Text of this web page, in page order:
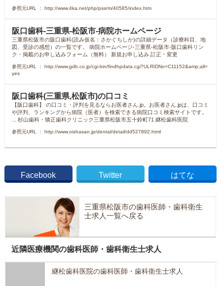
参照元URL ： http://www.4ka.net/php/pss/m/40585/index.htm
阪口歯科-三重県-松阪市-病院ホームページ
三重県松阪市の阪口歯科(読み仮名：さかぐちしか)の詳細データ（診療科目、地
図、受診の感想）の一覧です。 病院ホームページ-三重県-松阪市-阪口歯科リン
ク・掲載のお申し込みフォーム（無料） 新規お申し込み 訂正・変更
参照元URL ： http://www.gdb.co.jp/cgi-bin/findhpdata.cgi?ULRIDNo=C11152&amp;all=
yes
阪口歯科(三重県,松阪市)の口コミ
【阪口歯科】 の口コミ・評判を見るならお医者さん.jp。お医者さん.jpは、口コミ
や評判、ランキングから病院（医者）を検索できる病院口コミ検索サイトです。
... 杉山歯科・矯正歯科クリニック三重県松阪市五十鈴町71 継松歯科医院
参照元URL ： http://www.oishasan.jp/dental/detail/dd527892.html
Facebook Twitter はてな
三重県松阪市の歯科医師・歯科衛生
士求人一覧へ戻る
近隣医療機関の歯科医師・歯科衛生士求人
継松歯科医院の歯科医師・歯科衛生士求人